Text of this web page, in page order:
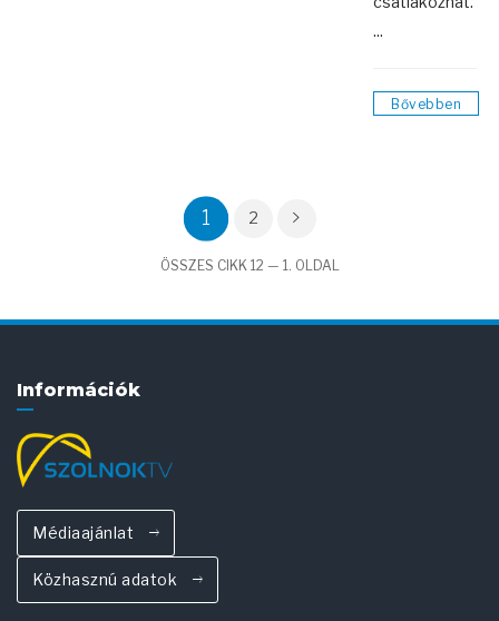
...
Bővebben
1 2
ÖSSZES CIKK 12 — 1. OLDAL
Információk
Médiaajánlat
Közhasznú adatok